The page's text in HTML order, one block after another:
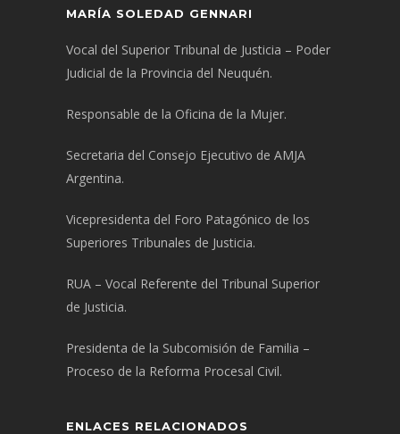
MARÍA SOLEDAD GENNARI
Vocal del Superior Tribunal de Justicia – Poder
Judicial de la Provincia del Neuquén.
Responsable de la Oficina de la Mujer.
Secretaria del Consejo Ejecutivo de AMJA
Argentina.
Vicepresidenta del Foro Patagónico de los
Superiores Tribunales de Justicia.
RUA – Vocal Referente del Tribunal Superior
de Justicia.
Presidenta de la Subcomisión de Familia –
Proceso de la Reforma Procesal Civil.
ENLACES RELACIONADOS